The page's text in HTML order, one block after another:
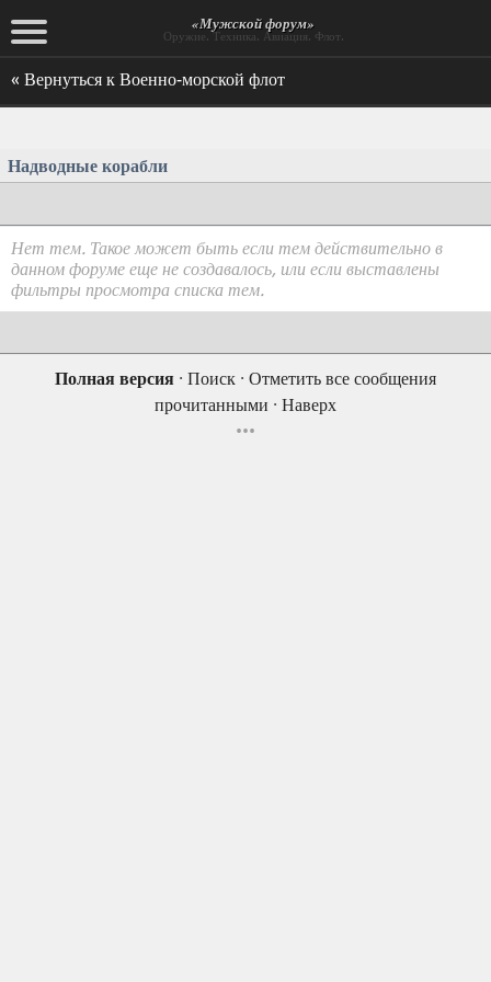
«Мужской форум»
Оружие. Техника. Авиация. Флот.
« Вернуться к Военно-морской флот
Надводные корабли
Нет тем. Такое может быть если тем действительно в
данном форуме еще не создавалось, или если выставлены
фильтры просмотра списка тем.
Полная версия · Поиск · Отметить все сообщения
прочитанными · Наверх
•••